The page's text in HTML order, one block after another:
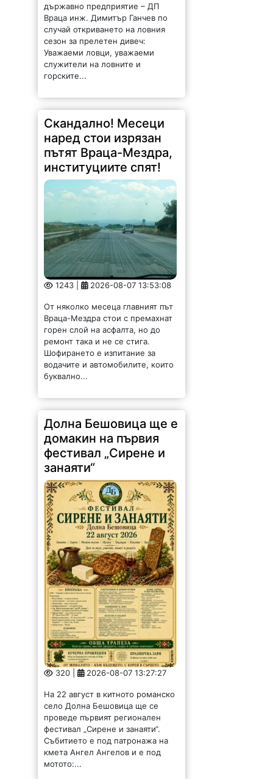
държавно предприятие – ДП
Враца инж. Димитър Ганчев по
случай откриването на ловния
сезон за прелетен дивеч:
Уважаеми ловци, уважаеми
служители на ловните и
горските...
Скандално! Месеци
наред стои изрязан
пътят Враца-Мездра,
институциите спят!
1243 | 2026-08-07 13:53:08
От няколко месеца главният път
Враца-Мездра стои с премахнат
горен слой на асфалта, но до
ремонт така и не се стига.
Шофирането е изпитание за
водачите и автомобилите, които
буквално...
Долна Бешовица ще е
домакин на първия
фестивал „Сирене и
занаяти“
320 | 2026-08-07 13:27:27
На 22 август в китното романско
село Долна Бешовица ще се
проведе първият регионален
фестивал „Сирене и занаяти“.
Събитието е под патронажа на
кмета Ангел Ангелов и е под
мотото:...